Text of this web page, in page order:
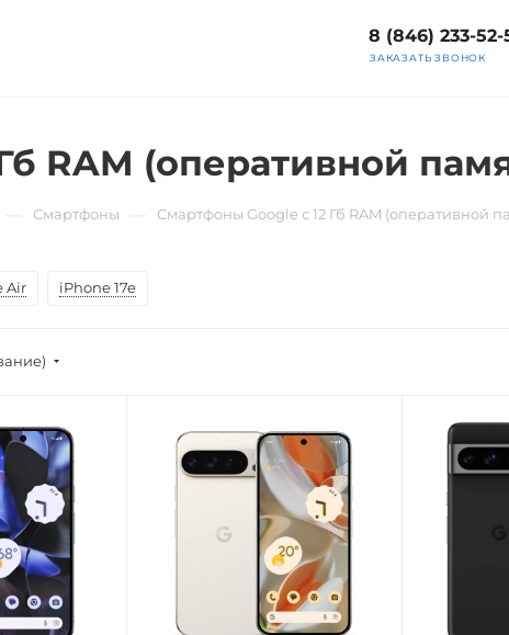
8 (846) 233-52-
ЗАКАЗАТЬ ЗВОНОК
RAM (оперативной
Смартфоны Смартфоны Google с 12 Гб RAM (оперативной
Air iPhone 17e